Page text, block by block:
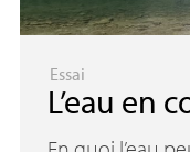
Essai
L’eau en